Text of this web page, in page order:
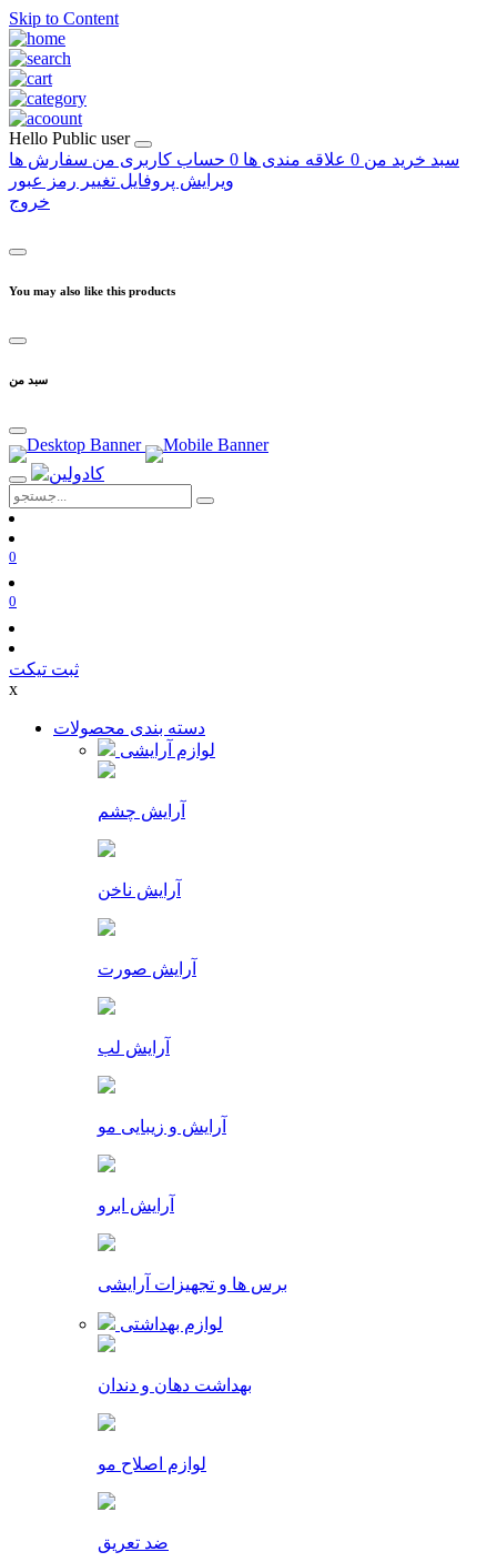
Skip to Content
Hello Public user
سبد خرید من 0 علاقه مندی ها 0 حساب کاربری من سفارش ها
ویرایش پروفایل تغییر رمز عبور
خروج
You may also like this products
سبد من
0
0
ثبت تیکت
x
دسته بندی محصولات
لوازم آرایشی
آرایش چشم
آرایش ناخن
آرایش صورت
آرایش لب
آرایش و زیبایی مو
آرایش ابرو
برس ها و تجهیزات آرایشی
لوازم بهداشتی
بهداشت دهان و دندان
لوازم اصلاح مو
ضد تعریق